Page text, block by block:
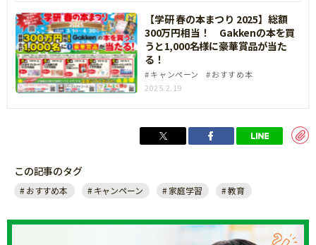
複数口分ご応募（応募フォームを送信）してくだ
さい。
※定価でご購入いただいた場合に限り、ご応募を
承ります。なお、図書カード等の金券や、各販売
店のポイント利用での割引は問題ございません。
にかかる通信料等は応募者様のご負担となりま
※フィーチャーフォンではご応募いただけませ
ん。
ます。あらかじめご了承ください。
※個人のお客様のみご応募可能です。団体単位で
【学研 春の本まつり 2025】総額
300万円相当！ Gakkenの本を買
うと1,000名様に豪華賞品が当た
る！
キャンペーン
おすすめ本
2025.2.19
この記事のタグ
おすすめ本 キャンペーン 家庭学習 教育